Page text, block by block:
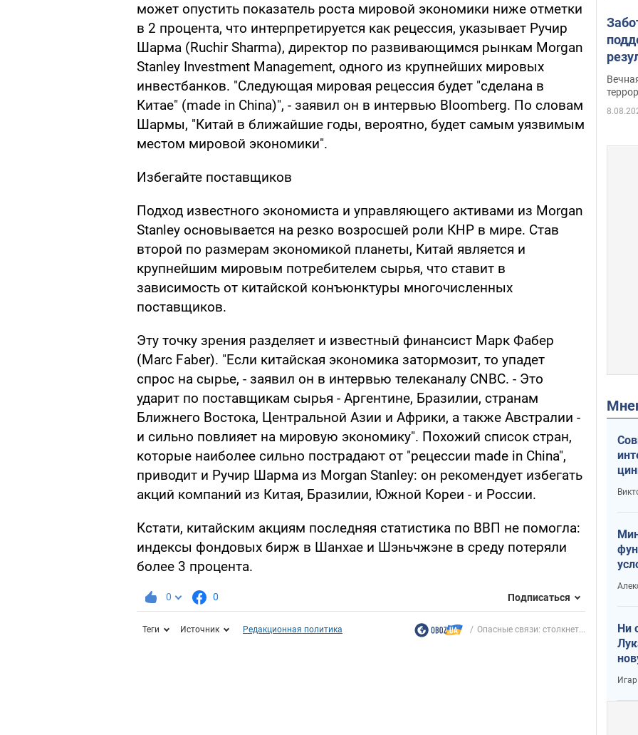
может опустить показатель роста мировой экономики ниже отметки
в 2 процента, что интерпретируется как рецессия, указывает Ручир
Шарма (Ruchir Sharma), директор по развивающимся рынкам Morgan
Stanley Investment Management, одного из крупнейших мировых
инвестбанков. "Следующая мировая рецессия будет "сделана в
Китае" (made in China)", - заявил он в интервью Bloomberg. По словам
Шармы, "Китай в ближайшие годы, вероятно, будет самым уязвимым
местом мировой экономики".
Избегайте поставщиков
Подход известного экономиста и управляющего активами из Morgan
Stanley основывается на резко возросшей роли КНР в мире. Став
второй по размерам экономикой планеты, Китай является и
крупнейшим мировым потребителем сырья, что ставит в
зависимость от китайской конъюнктуры многочисленных
поставщиков.
Эту точку зрения разделяет и известный финансист Марк Фабер
(Marc Faber). "Если китайская экономика затормозит, то упадет
спрос на сырье, - заявил он в интервью телеканалу CNBC. - Это
ударит по поставщикам сырья - Аргентине, Бразилии, странам
Ближнего Востока, Центральной Азии и Африки, а также Австралии -
и сильно повлияет на мировую экономику". Похожий список стран,
которые наиболее сильно пострадают от "рецессии made in China",
приводит и Ручир Шарма из Morgan Stanley: он рекомендует избегать
акций компаний из Китая, Бразилии, Южной Кореи - и России.
Кстати, китайским акциям последняя статистика по ВВП не помогла:
индексы фондовых бирж в Шанхае и Шэньчжэне в среду потеряли
более 3 процента.
0 0 Подписаться
Теги Источник Редакционная политика Опасные связи: столкнет...
Ни